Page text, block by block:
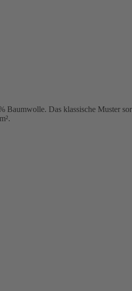
Baumwolle. Das klassische Muster